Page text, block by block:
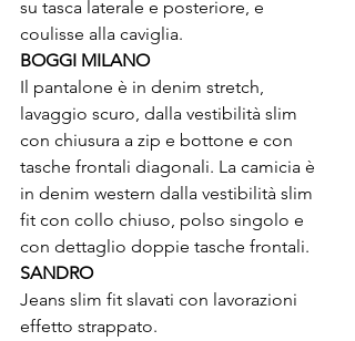
su tasca laterale e posteriore, e
coulisse alla caviglia.
BOGGI MILANO
Il pantalone è in denim stretch,
lavaggio scuro, dalla vestibilità slim
con chiusura a zip e bottone e con
tasche frontali diagonali. La camicia è
in denim western dalla vestibilità slim
fit con collo chiuso, polso singolo e
con dettaglio doppie tasche frontali.
SANDRO
Jeans slim fit slavati con lavorazioni
effetto strappato.